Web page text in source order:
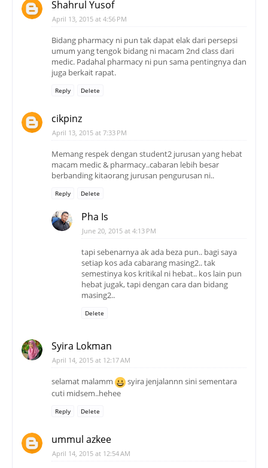
Shahrul Yusof
April 13, 2015 at 4:56 PM
Bidang pharmacy ni pun tak dapat elak dari persepsi
umum yang tengok bidang ni macam 2nd class dari
medic. Padahal pharmacy ni pun sama pentingnya dan
juga berkait rapat.
Reply Delete
cikpinz
April 13, 2015 at 7:33 PM
Memang respek dengan student2 jurusan yang hebat
macam medic & pharmacy..cabaran lebih besar
berbanding kitaorang jurusan pengurusan ni..
Reply Delete
Pha Is
June 20, 2015 at 4:13 PM
tapi sebenarnya ak ada beza pun.. bagi saya
setiap kos ada cabarang masing2.. tak
semestinya kos kritikal ni hebat.. kos lain pun
hebat jugak, tapi dengan cara dan bidang
masing2..
Delete
Syira Lokman
April 14, 2015 at 12:17 AM
selamat malamm
syira jenjalannn sini sementara
cuti midsem..hehee
Reply Delete
ummul azkee
April 14, 2015 at 12:54 AM